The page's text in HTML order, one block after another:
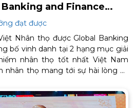
and Finance
đạt được
Nhân thọ được Global Banking
bố vinh danh tại 2 hạng mục giải
nhân thọ tốt nhất Việt Nam
nhân thọ mang tới sự hài lòng và